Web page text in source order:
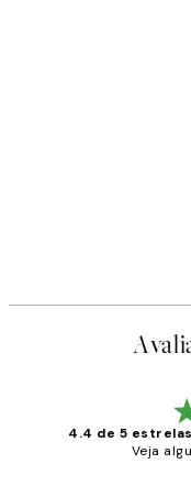
4.4 de 5 estrelas
Veja